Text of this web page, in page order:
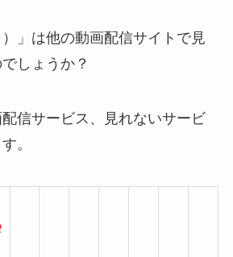
）」は他の動画配信サイトで見
しょうか？
信サービス、見れないサービ
。